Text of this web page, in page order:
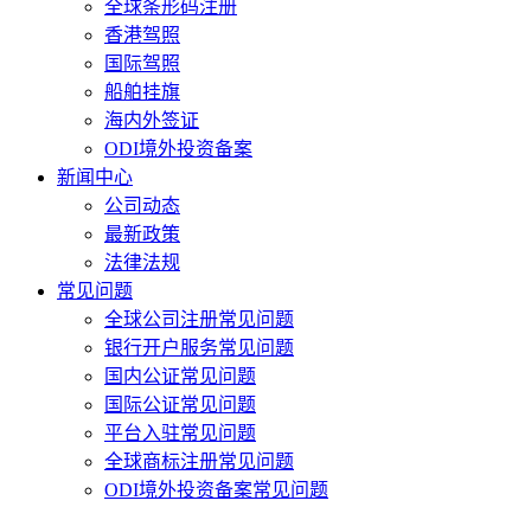
全球条形码注册
香港驾照
国际驾照
船舶挂旗
海内外签证
ODI境外投资备案
新闻中心
公司动态
最新政策
法律法规
常见问题
全球公司注册常见问题
银行开户服务常见问题
国内公证常见问题
国际公证常见问题
平台入驻常见问题
全球商标注册常见问题
ODI境外投资备案常见问题